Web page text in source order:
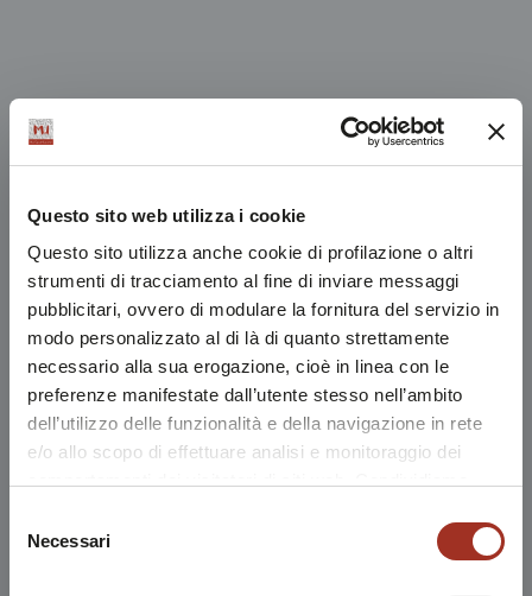
Questo sito web utilizza i cookie
Questo sito utilizza anche cookie di profilazione o altri
strumenti di tracciamento al fine di inviare messaggi
pubblicitari, ovvero di modulare la fornitura del servizio in
modo personalizzato al di là di quanto strettamente
necessario alla sua erogazione, cioè in linea con le
preferenze manifestate dall’utente stesso nell’ambito
dell’utilizzo delle funzionalità e della navigazione in rete
e/o allo scopo di effettuare analisi e monitoraggio dei
nostro sito, con i nostri partner che si occupano di analisi
dei dati web, pubblicità e social media, i quali potrebbero
delNecessari